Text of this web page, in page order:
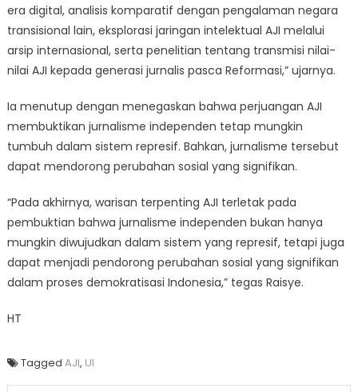
era digital, analisis komparatif dengan pengalaman negara
transisional lain, eksplorasi jaringan intelektual AJI melalui
arsip internasional, serta penelitian tentang transmisi nilai-
nilai AJI kepada generasi jurnalis pasca Reformasi,” ujarnya.
Ia menutup dengan menegaskan bahwa perjuangan AJI
membuktikan jurnalisme independen tetap mungkin
tumbuh dalam sistem represif. Bahkan, jurnalisme tersebut
dapat mendorong perubahan sosial yang signifikan.
“Pada akhirnya, warisan terpenting AJI terletak pada
pembuktian bahwa jurnalisme independen bukan hanya
mungkin diwujudkan dalam sistem yang represif, tetapi juga
dapat menjadi pendorong perubahan sosial yang signifikan
dalam proses demokratisasi Indonesia,” tegas Raisye.
HT
Tagged AJI, UI